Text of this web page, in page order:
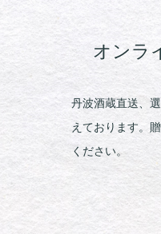
オンラ
丹波酒蔵直送、
えております。
ください。